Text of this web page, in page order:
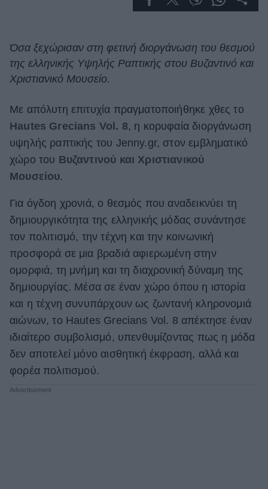
Deco
Cooking
Αφιερώματα
ΒΟΞ
Χωρίς Ταμπέλες
Women's Forum
Hautes Grecians
Γάμος
Market News
Όσα ξεχώρισαν στη φετινή διοργάνωση του θεσμού
της ελληνικής Υψηλής Ραπτικής στου Βυζαντινό και
Χριστιανικό Μουσείο.
Με απόλυτη επιτυχία πραγματοποιήθηκε χθες το
Hautes Grecians Vol. 8, η κορυφαία διοργάνωση
υψηλής ραπτικής του Jenny.gr, στον εμβληματικό
χώρο του Βυζαντινού και Χριστιανικού
Μουσείου.
Για όγδοη χρονιά, ο θεσμός που αναδεικνύει τη
δημιουργικότητα της ελληνικής μόδας συνάντησε
τον πολιτισμό, την τέχνη και την κοινωνική
προσφορά σε μια βραδιά αφιερωμένη στην
ομορφιά, τη μνήμη και τη διαχρονική δύναμη της
δημιουργίας. Μέσα σε έναν χώρο όπου η ιστορία
και η τέχνη συνυπάρχουν ως ζωντανή κληρονομιά
αιώνων, το Hautes Grecians Vol. 8 απέκτησε έναν
ιδιαίτερο συμβολισμό, υπενθυμίζοντας πως η μόδα
δεν αποτελεί μόνο αισθητική έκφραση, αλλά και
φορέα πολιτισμού.